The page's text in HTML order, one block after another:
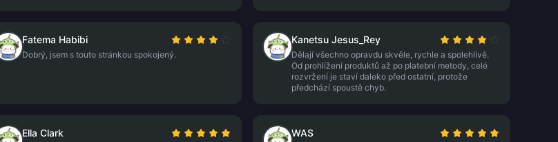
Fatema Habibi
Dobrý, jsem s touto stránkou spokojený.
Kanetsu Jesus_Rey
Dělají všechno opravdu skvěle, rychle a spolehlivě.
Od prohlížení produktů až po platební metody, celé
rozvržení je staví daleko před ostatní, protože
předchází spoustě chyb.
Ella Clark WAS